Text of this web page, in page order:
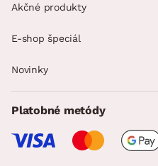
Akčné produkty
E-shop špeciál
Novinky
Platobné metódy